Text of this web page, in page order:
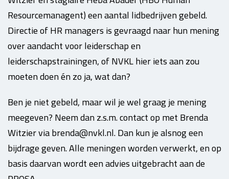
Resourcemanagent) een aantal lidbedrijven gebeld.
Directie of HR managers is gevraagd naar hun mening
over aandacht voor leiderschap en
leiderschapstrainingen, of NVKL hier iets aan zou
moeten doen én zo ja, wat dan?
Ben je niet gebeld, maar wil je wel graag je mening
meegeven? Neem dan z.s.m. contact op met Brenda
Witzier via brenda@nvkl.nl. Dan kun je alsnog een
bijdrage geven. Alle meningen worden verwerkt, en op
basis daarvan wordt een advies uitgebracht aan de